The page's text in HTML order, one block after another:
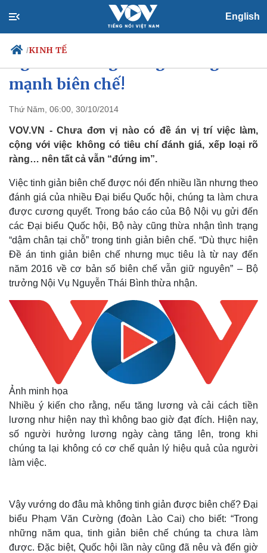
English
/KINH TẾ
Chính trị
Đảng
Tổ chức nhân sự
Quốc hội
Nhận diện sự thật
Tin 24h
Dự báo thời tiết
Giáo dục
Việc làm
Biển đảo
mạnh biên chế!
Thứ Năm, 06:00, 30/10/2014
VOV.VN - Chưa đơn vị nào có đề án vị trí việc làm,
cộng với việc không có tiêu chí đánh giá, xếp loại rõ
ràng… nên tất cả vẫn “đứng im”.
Việc tinh giản biên chế được nói đến nhiều lần nhưng theo
đánh giá của nhiều Đại biểu Quốc hội, chúng ta làm chưa
được cương quyết. Trong báo cáo của Bộ Nội vụ gửi đến
các Đại biểu Quốc hội, Bộ này cũng thừa nhận tình trạng
“dậm chân tại chỗ” trong tinh giản biên chế. “Dù thực hiện
Đề án tinh giản biên chế nhưng mục tiêu là từ nay đến
năm 2016 về cơ bản số biên chế vẫn giữ nguyên” – Bộ
trưởng Nội Vụ Nguyễn Thái Bình thừa nhận.
Ảnh minh họa
Nhiều ý kiến cho rằng, nếu tăng lương và cải cách tiền
lương như hiện nay thì không bao giờ đạt đích. Hiện nay,
số người hưởng lương ngày càng tăng lên, trong khi
chúng ta lại không có cơ chế quản lý hiệu quả của người
làm việc.
Vậy vướng do đâu mà không tinh giản được biên chế? Đại
biểu Phạm Văn Cường (đoàn Lào Cai) cho biết: “Trong
những năm qua, tinh giản biên chế chúng ta chưa làm
được. Đặc biệt, Quốc hội lần này cũng đã nêu và đến giờ